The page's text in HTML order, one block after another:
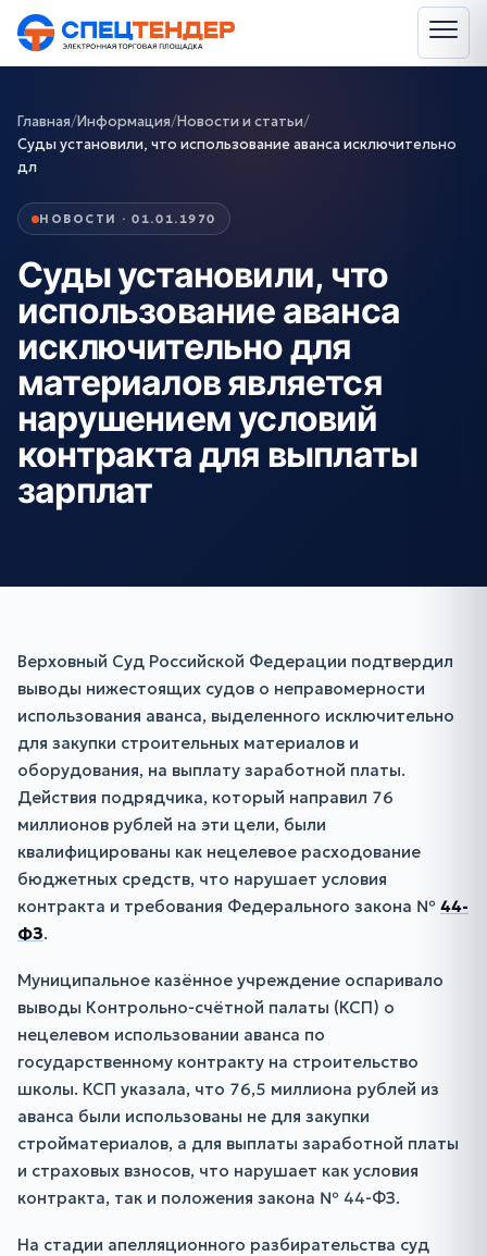
Главная/Информация/Новости и статьи/
Суды установили, что использование аванса исключительно
дл
НОВОСТИ · 01.01.1970
Суды установили, что
использование аванса
исключительно для
материалов является
нарушением условий
контракта для выплаты
зарплат
Верховный Суд Российской Федерации подтвердил
выводы нижестоящих судов о неправомерности
использования аванса, выделенного исключительно
для закупки строительных материалов и
оборудования, на выплату заработной платы.
Действия подрядчика, который направил 76
миллионов рублей на эти цели, были
квалифицированы как нецелевое расходование
бюджетных средств, что нарушает условия
контракта и требования Федерального закона № 44-
ФЗ.
Муниципальное казённое учреждение оспаривало
выводы Контрольно-счётной палаты (КСП) о
нецелевом использовании аванса по
государственному контракту на строительство
школы. КСП указала, что 76,5 миллиона рублей из
аванса были использованы не для закупки
стройматериалов, а для выплаты заработной платы
и страховых взносов, что нарушает как условия
контракта, так и положения закона № 44-ФЗ.
На стадии апелляционного разбирательства суд